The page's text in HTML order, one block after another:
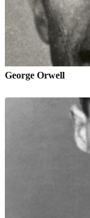
George Orwell